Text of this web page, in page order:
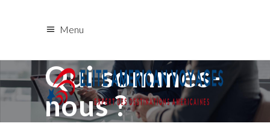
Menu
Qui sommes-
nous ?